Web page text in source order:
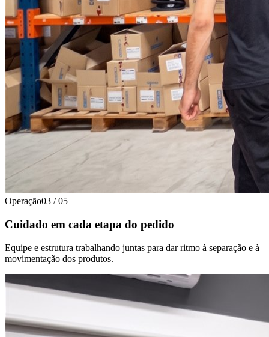
Operação03 / 05
Cuidado em cada etapa do pedido
Equipe e estrutura trabalhando juntas para dar ritmo à separação e à
movimentação dos produtos.